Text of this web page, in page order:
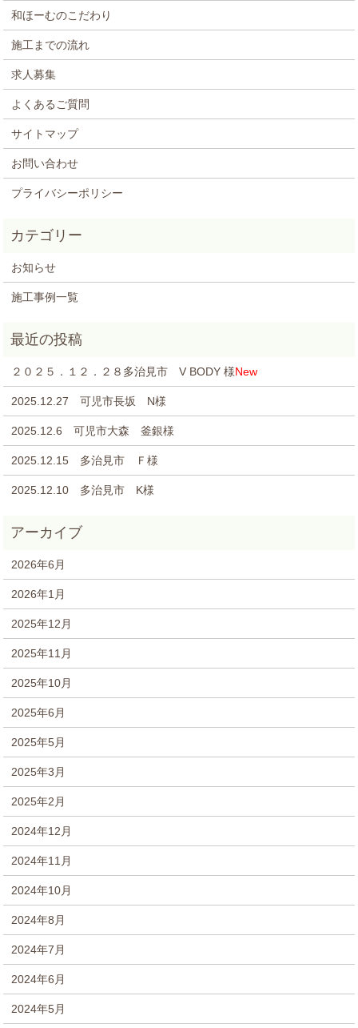
和ほーむのこだわり
施工までの流れ
求人募集
よくあるご質問
サイトマップ
お問い合わせ
プライバシーポリシー
お知らせ
施工事例一覧
２０２５．１２．２８多治見市 V BODY 様New
2025.12.27 可児市長坂 N様
2025.12.6 可児市大森 釜銀様
2025.12.15 多治見市 Ｆ様
2025.12.10 多治見市 K様
2026年6月
2026年1月
2025年12月
2025年11月
2025年10月
2025年6月
2025年5月
2025年3月
2025年2月
2024年12月
2024年11月
2024年10月
2024年8月
2024年7月
2024年6月
2024年5月